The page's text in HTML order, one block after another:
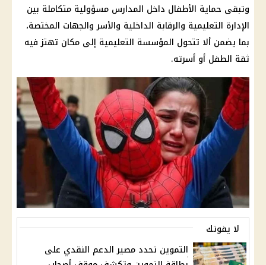
وتبقى حماية الأطفال داخل المدارس مسؤولية متكاملة بين
الإدارة التعليمية والرقابة الداخلية والأسر والجهات المختصة،
بما يضمن ألا تتحول المؤسسة التعليمية إلى مكان تهتز فيه
ثقة الطفل أو أسرته.
لا يفوتك
التموين تحدد مصير الدعم النقدي على